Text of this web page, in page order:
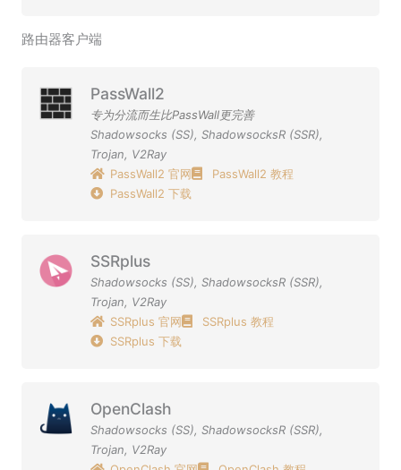
路由器客户端
PassWall2
专为分流而生比PassWall更完善
Shadowsocks (SS), ShadowsocksR (SSR),
Trojan, V2Ray
PassWall2 官网
PassWall2 教程
PassWall2 下载
SSRplus
Shadowsocks (SS), ShadowsocksR (SSR),
Trojan, V2Ray
SSRplus 官网
SSRplus 教程
SSRplus 下载
OpenClash
Shadowsocks (SS), ShadowsocksR (SSR),
Trojan, V2Ray